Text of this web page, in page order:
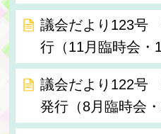
議会だより123号
行（11月臨時会・
議会だより122号
発行（8月臨時会・